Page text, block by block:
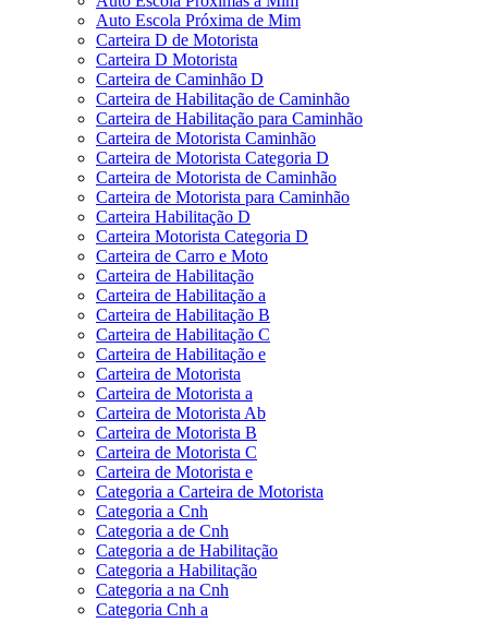
Auto Escola Próxima de Mim
Carteira D de Motorista
Carteira D Motorista
Carteira de Caminhão D
Carteira de Habilitação de Caminhão
Carteira de Habilitação para Caminhão
Carteira de Motorista Caminhão
Carteira de Motorista Categoria D
Carteira de Motorista de Caminhão
Carteira de Motorista para Caminhão
Carteira Habilitação D
Carteira Motorista Categoria D
Carteira de Carro e Moto
Carteira de Habilitação
Carteira de Habilitação a
Carteira de Habilitação B
Carteira de Habilitação C
Carteira de Habilitação e
Carteira de Motorista
Carteira de Motorista a
Carteira de Motorista Ab
Carteira de Motorista B
Carteira de Motorista C
Carteira de Motorista e
Categoria a Carteira de Motorista
Categoria a Cnh
Categoria a de Cnh
Categoria a de Habilitação
Categoria a Habilitação
Categoria a na Cnh
Categoria Cnh a